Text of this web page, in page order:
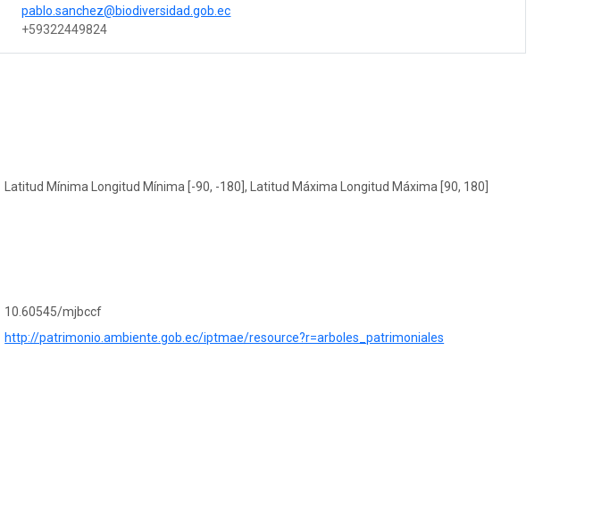
pablo.sanchez@biodiversidad.gob.ec
+59322449824
Latitud Mínima Longitud Mínima [-90, -180], Latitud Máxima Longitud Máxima [90, 180]
10.60545/mjbccf
http://patrimonio.ambiente.gob.ec/iptmae/resource?r=arboles_patrimoniales